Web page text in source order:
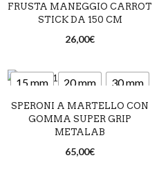
Lime
Nero
Rosa
FRUSTA MANEGGIO CARROT
STICK DA 150 CM
26,00€
15 mm 20 mm 30 mm
SPERONI A MARTELLO CON
GOMMA SUPER GRIP
METALAB
65,00€